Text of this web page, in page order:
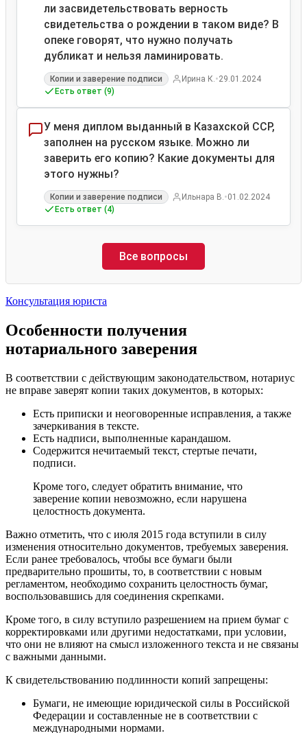
ли засвидетельствовать верность
свидетельства о рождении в таком виде? В
опеке говорят, что нужно получать
дубликат и нельзя ламинировать.
Копии и заверение подписи Ирина К. •29.01.2024
Есть ответ (9)
У меня диплом выданный в Казахской ССР,
заполнен на русском языке. Можно ли
заверить его копию? Какие документы для
этого нужны?
Копии и заверение подписи Ильнара В. •01.02.2024
Есть ответ (4)
Все вопросы
Консультация юриста
Особенности получения
нотариального заверения
В соответствии с действующим законодательством, нотариус
не вправе заверят копии таких документов, в которых:
Есть приписки и неоговоренные исправления, а также
зачеркивания в тексте.
Есть надписи, выполненные карандашом.
Содержится нечитаемый текст, стертые печати,
подписи.
Кроме того, следует обратить внимание, что
заверение копии невозможно, если нарушена
целостность документа.
Важно отметить, что с июля 2015 года вступили в силу
изменения относительно документов, требуемых заверения.
Если ранее требовалось, чтобы все бумаги были
предварительно прошиты, то, в соответствии с новым
регламентом, необходимо сохранить целостность бумаг,
воспользовавшись для соединения скрепками.
Кроме того, в силу вступило разрешением на прием бумаг с
корректировками или другими недостатками, при условии,
что они не влияют на смысл изложенного текста и не связаны
с важными данными.
К свидетельствованию подлинности копий запрещены:
Бумаги, не имеющие юридической силы в Российской
Федерации и составленные не в соответствии с
международными нормами.